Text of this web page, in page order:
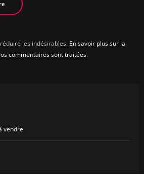
les indésirables. En savoir plus sur la
commentaires sont traitées.
vendre